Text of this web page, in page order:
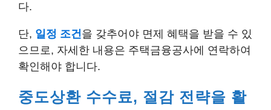
다.
단, 일정 조건을 갖추어야 면제 혜택을 받을 수 있
으므로, 자세한 내용은 주택금융공사에 연락하여
확인해야 합니다.
중도상환 수수료, 절감 전략을 활